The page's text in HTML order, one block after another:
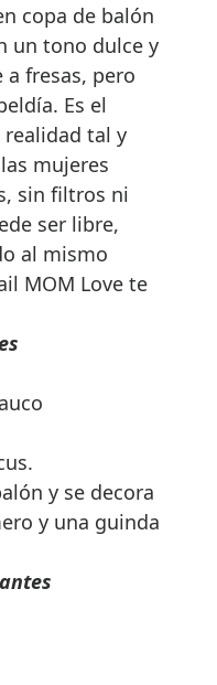
copa de balón
un tono dulce y
a fresas, pero
Es el
tal y
mujeres
sin filtros ni
ser libre,
al mismo
MOM Love te
y se decora
y una guinda